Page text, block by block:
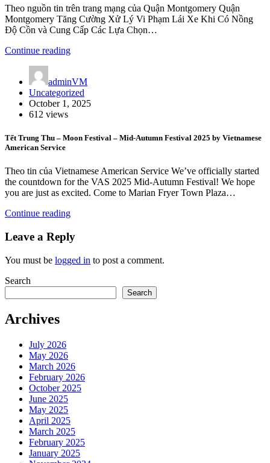
Theo nguồn tin trên trang mạng của Quận Montgomery Quận
Montgomery Tăng Cường Xử Lý Vi Phạm Lái Xe Khi Có Nồng
Độ Cồn và Cung Cấp Các Lựa Chọn…
Continue reading
adminVM
Uncategorized
October 1, 2025
612 views
Tết Trung Thu – Moon Festival – Mid-Autumn Festival 2025 by Vietnamese
American Service
Theo tin của Vietnamese American Service We’ve officially started
the countdown for the VAS 2025 Mid-Autumn Festival! We hope
you are just as excited. Come to Marian Fryer Town Plaza…
Continue reading
Leave a Reply
You must be logged in to post a comment.
Search
Search
Archives
July 2026
May 2026
March 2026
February 2026
October 2025
June 2025
May 2025
April 2025
March 2025
February 2025
January 2025